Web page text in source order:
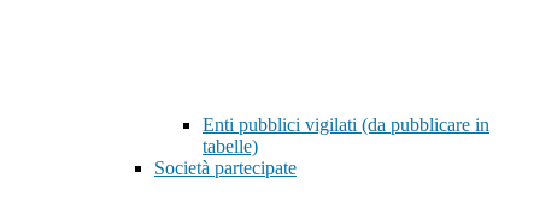
Enti pubblici vigilati (da pubblicare in
tabelle)
Società partecipate